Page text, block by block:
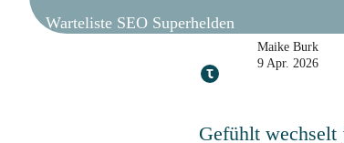
Warteliste SEO Superhelden
Maike Burk
9 Apr. 2026
Gefühlt wechselt